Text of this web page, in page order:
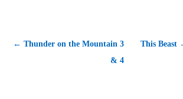
← Thunder on the Mountain 3
& 4
This Beast